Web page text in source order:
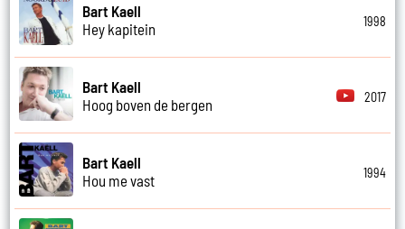
Bart Kaell
Hey kapitein
1998
Bart Kaell
Hoog boven de bergen
2017
Bart Kaell
Hou me vast
1994